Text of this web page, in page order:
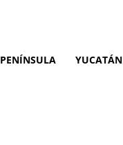
PENÍNSULA YUCATÁN